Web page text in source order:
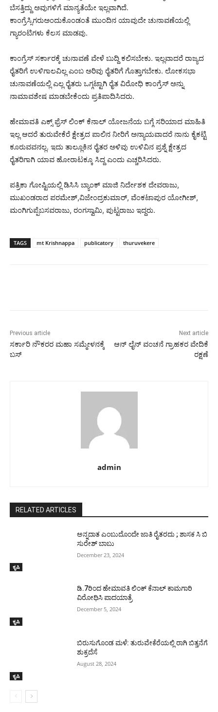
ಬೆಸತ್ತಿದ್ದು ಅವುಗಳಿಗೆ ಮಾನ್ಯತೆಯೇ ಇಲ್ಲವಾಗಿದೆ.
ಕಾಂಗ್ರೆಸ್ಸಿಗರುಅಂದುಕೊಂಡಂತೆ ಮುಂದಿನ ಯಾವುದೇ ಚುನಾವಣೆಯಲ್ಲಿ
ಗ್ಯಾರಂಟಿಗಳು ಕೆಲಸ ಮಾಡವು.
ಕಾಂಗ್ರೆಸ್ ಸರ್ಕಾರಕ್ಕೆ ಚುನಾವಣೆ ವೇಳೆ ಬುದ್ದಿ ಕಲಿಸಬೇಕು. ಇಲ್ಲವಾದರೆ ರಾಜ್ಯದ
ರೈತರಿಗೆ ಉಳಿಗಾಲವಿಲ್ಲ ಎಂಬ ಅರಿವು ರೈತರಿಗೆ ಗೊತ್ತಾಗಬೇಕು. ಲೋಕಸಭಾ
ಚುನಾವಣೆಯಲ್ಲಿ ಎಲ್ಲ ರೈತರು ಒಗ್ಗಟ್ಟಾಗಿ ರೈತ ವಿರೋಧಿ ಕಾಂಗ್ರೆಸ್ ಅನ್ನು
ನಾಮಾವಶೇಷ ಮಾಡಬೇಕೆಂದು ಪ್ರತಿಪಾದಿಸಿದರು.
ಹೇಮಾವತಿ ಎಕ್ಸ್ ಫ್ರೆಸ್ ಲಿಂಕ್ ಕೆನಾಲ್ ಯೋಜನೆಯ ಬಗ್ಗೆ ಸರಿಯಾದ ಮಾಹಿತಿ
ಇಲ್ಲ ಆದರೆ ತುರುವೇಕೆರೆ ಕ್ಷೇತ್ರದ ಪಾಲಿನ ನೀರಿಗೆ ಅನ್ಯಾಯವಾದರೆ ನಾನು ಕೈಕಟ್ಟಿ
ಕೂರುವವನಲ್ಲ. ಇದು ತಾಲ್ಲೂಕಿನ ರೈತರ ಅಳಿವು ಉಳಿವಿನ ಪ್ರಶ್ನೆ ಕ್ಷೇತ್ರದ
ರೈತರಿಗಾಗಿ ಯಾವ ಹೋರಾಟಕ್ಕೂ ಸಿದ್ದ ಎಂದು ಎಚ್ಚರಿಸಿದರು.
ಪತ್ರಿಕಾ ಗೋಷ್ಟಿಯಲ್ಲಿ ಡಿಸಿಸಿ ಬ್ಯಾಂಕ್ ಮಾಜಿ ನಿರ್ದೇಶಕ ದೇವರಾಜು,
ಮುಖಂಡರಾದ ಪರಮೇಶ್,ವಿಜೇಂದ್ರಕುಮಾರ್, ವೆಂಕಟಾಪುರ ಯೋಗೀಶ್,
ಮಂಗಿಗುಪ್ಪೆಬಸವರಾಜು, ರಂಗಸ್ವಾಮಿ, ಪುಟ್ಟರಾಜು ಇದ್ದರು.
TAGS mt Krishnappa publicatory thuruvekere
Previous article
ಸರ್ಕಾರಿ ನೌಕರರ ಮಹಾ ಸಮ್ಮೇಳನಕ್ಕೆ
ಬಸ್
Next article
ಆನ್ ಲೈನ್ ವಂಚನೆ ಗ್ರಾಹಕರ ವೇದಿಕೆ
ರಕ್ಷಣೆ
admin
RELATED ARTICLES
ಕೃಷಿ
ಅನ್ನದಾತ ಎಂಬುದೊಂದೇ ಜಾತಿ ರೈತರದು ; ಶಾಸಕ ಸಿ ಬಿ
ಸುರೇಶ್ ಬಾಬು
December 23, 2024
ಕೃಷಿ
ಡಿ.7ರಿಂದ ಹೇಮಾವತಿ ಲಿಂಕ್ ಕೆನಾಲ್ ಕಾಮಗಾರಿ
ವಿರೋಧಿಸಿ ಪಾದಯಾತ್ರೆ
December 5, 2024
ಕೃಷಿ
ಬಿರುಸುಗೊಂಡ ಮಳೆ: ತುರುವೇಕೆರೆಯಲ್ಲಿ ರಾಗಿ ಬಿತ್ತನೆಗೆ
ಶುಕ್ರದೆಸೆ
August 28, 2024